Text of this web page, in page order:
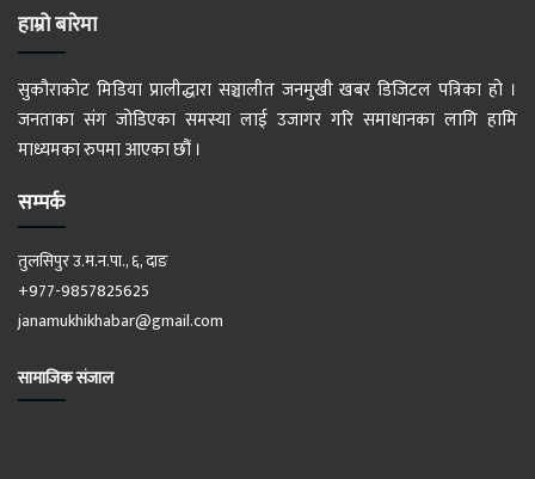
हाम्रो बारेमा
सुकौराकोट मिडिया प्रालीद्धारा सञ्चालीत जनमुखी खबर डिजिटल पत्रिका हो ।
जनताका संग जोडिएका समस्या लाई उजागर गरि समाधानका लागि हामि
माध्यमका रुपमा आएका छौं ।
सम्पर्क
तुलसिपुर उ.म.न.पा., ६, दाङ
+977-9857825625
janamukhikhabar@gmail.com
सामाजिक संजाल